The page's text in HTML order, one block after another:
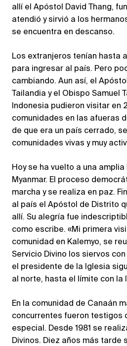
allí el Apóstol David Thang,
atendió y sirvió a los
se encuentra en descanso.
Los extranjeros tenían hasta
para ingresar al país. Pero
cambiando. Aun así, el
Tailandia y el Obispo Samuel
Indonesia pudieron visitar en
comunidades en las afueras
de que era un país cerrado,
comunidades vivas y muy
Hoy se ha vuelto a una
Myanmar. El proceso
marcha y se realiza en paz.
al país el Apóstol de Distrito
allí. Su alegría fue
como escribe. «Mi primera
comunidad en Kalemyo, se
Servicio Divino los siervos
el presidente de la Iglesia
al norte, hasta el límite con la
En la comunidad de Canaán
concurrentes fueron testigos
especial. Desde 1981 se
Divinos. Diez años más tarde